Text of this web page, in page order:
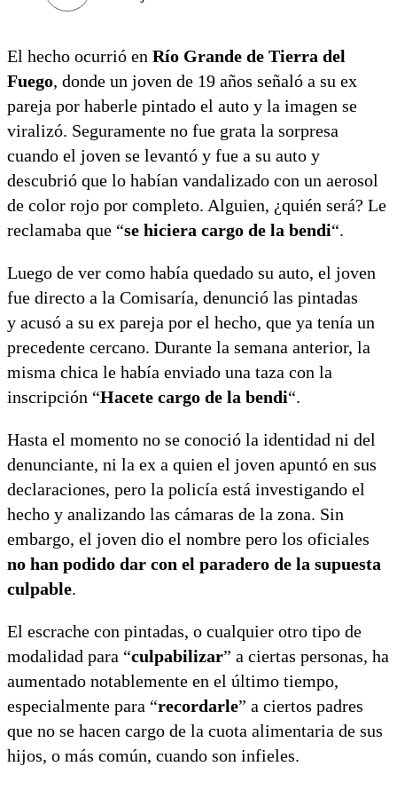
El hecho ocurrió en Río Grande de Tierra del
Fuego, donde un joven de 19 años señaló a su ex
pareja por haberle pintado el auto y la imagen se
viralizó. Seguramente no fue grata la sorpresa
cuando el joven se levantó y fue a su auto y
descubrió que lo habían vandalizado con un aerosol
de color rojo por completo. Alguien, ¿quién será? Le
reclamaba que “se hiciera cargo de la bendi“.
Luego de ver como había quedado su auto, el joven
fue directo a la Comisaría, denunció las pintadas
y acusó a su ex pareja por el hecho, que ya tenía un
precedente cercano. Durante la semana anterior, la
misma chica le había enviado una taza con la
inscripción “Hacete cargo de la bendi“.
Hasta el momento no se conoció la identidad ni del
denunciante, ni la ex a quien el joven apuntó en sus
declaraciones, pero la policía está investigando el
hecho y analizando las cámaras de la zona. Sin
embargo, el joven dio el nombre pero los oficiales
no han podido dar con el paradero de la supuesta
culpable.
El escrache con pintadas, o cualquier otro tipo de
modalidad para “culpabilizar” a ciertas personas, ha
aumentado notablemente en el último tiempo,
especialmente para “recordarle” a ciertos padres
que no se hacen cargo de la cuota alimentaria de sus
hijos, o más común, cuando son infieles.